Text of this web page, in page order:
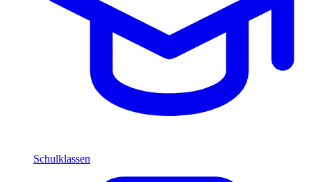
Schulklassen